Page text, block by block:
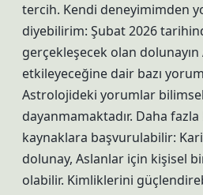
tercih. Kendi deneyimimden
diyebilirim: Şubat 2026
gerçekleşecek olan
etkileyeceğine dair bazı
Astrolojideki yorumlar
dayanmamaktadır. Daha
kaynaklara başvurulabilir:
dolunay, Aslanlar için kişisel
olabilir. Kimliklerini